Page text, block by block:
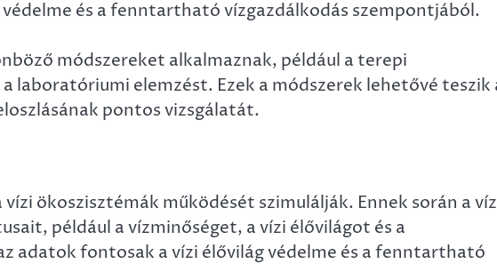
és a fenntartható vízgazdálkodás szempontjából.
módszereket alkalmaznak, például a terepi
laboratóriumi elemzést. Ezek a módszerek lehetővé teszik
pontos vizsgálatát.
ökoszisztémák működését szimulálják. Ennek során a
például a vízminőséget, a vízi élővilágot és a
adatok fontosak a vízi élővilág védelme és a fenntartható